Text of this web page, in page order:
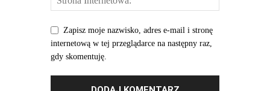
Zapisz moje nazwisko, adres e-mail i stronę
internetową w tej przeglądarce na następny raz,
gdy skomentuję.